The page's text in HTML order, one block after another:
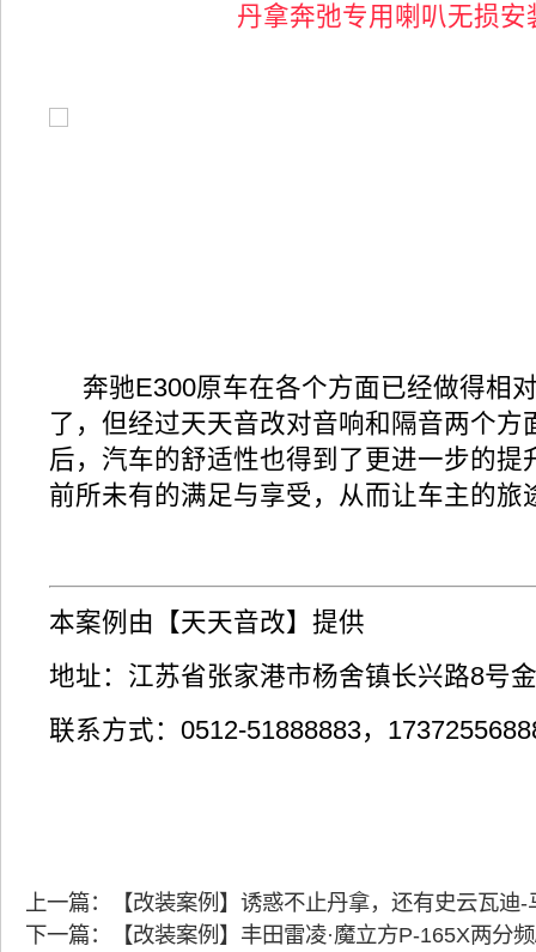
丹拿奔弛专用喇叭无损安
奔驰E300原车在各个方面已经做得相
了，但经过天天音改对音响和隔音两个方
后，汽车的舒适性也得到了更进一步的提
前所未有的满足与享受，从而让车主的旅
本案例由【天天音改】提供
地址：江苏省张家港市杨舍镇长兴路8号
联系方式：0512-51888883，
上一篇：【改装案例】诱惑不止丹拿，还有史云瓦迪
下一篇：【改装案例】丰田雷凌·魔立方P-165X两分